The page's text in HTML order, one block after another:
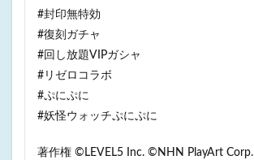
#封印無特効
#復刻ガチャ
#回し放題VIPガシャ
#リゼロコラボ
#ぷにぷに
#妖怪ウォッチぷにぷに
著作権 ©LEVEL5 Inc. ©NHN PlayArt Corp.